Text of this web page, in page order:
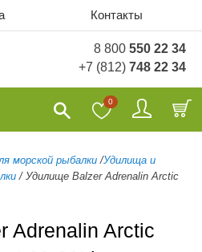
Контакты
8 800 550 22 34
+7 (812) 748 22 34
0
морской рыбалки /Удилища и
/ Удилище Balzer Adrenalin Arctic
Adrenalin Arctic